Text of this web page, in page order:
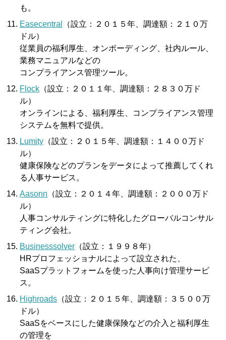
も。
Easecentral
（設立：２０１５年、調達額：２１０万
ドル）
従業員の福利厚生、オンボーディング、社内ルール、
業務マニュアルなどの
コンプライアンス管理ツール。
Flock （設立：２０１１年、調達額：２８３０万ド
ル）
オンラインによる、福利厚生、コンプライアンス管理
システムを無料で提供。
Lumity （設立：２０１５年、調達額：１４００万ド
ル）
健康保険などのプランをデータによって推薦してくれ
る人事サービス。
Aasonn （設立：２０１４年、調達額：２０００万ド
ル）
人事コンサルティングに特化したグローバルコンサル
ティング会社。
Businesssolver （設立：１９９８年）
HRプロフェッショナルによって設立された、
SaaSプラットフォームを使った人事向け管理サービ
ス。
Highroads （設立：２０１５年、調達額：３５００万
ドル）
SaaSをベースにした健康保険などの介入と福利厚生
の管理を